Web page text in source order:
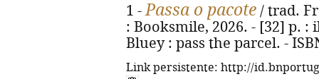
1 -Passa o pacote / trad.
: Booksmile, 2026. - [32] p. :
Bluey : pass the parcel. -
Link persistente: http://